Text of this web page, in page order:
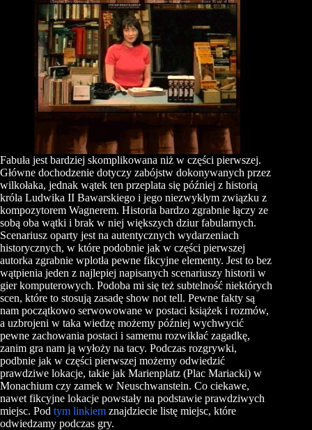
Fabuła jest bardziej skomplikowana niż w części pierwszej.
Główne dochodzenie dotyczy zabójstw dokonywanych przez
wilkołaka, jednak wątek ten przeplata się później z historią
króla Ludwika II Bawarskiego i jego niezwykłym związku z
kompozytorem Wagnerem. Historia bardzo zgrabnie łączy ze
sobą oba wątki i brak w niej większych dziur fabularnych.
Scenariusz oparty jest na autentycznych wydarzeniach
historycznych, w które podobnie jak w części pierwszej
autorka zgrabnie wplotła pewne fikcyjne elementy. Jest to bez
wątpienia jeden z najlepiej napisanych scenariuszy historii w
gier komputerowych. Podoba mi się też subtelność niektórych
scen, które to stosują zasadę show not tell. Pewne fakty są
nam początkowo serwowowane w postaci książek i rozmów,
a uzbrojeni w taka wiedzę możemy później wychwycić
pewne zachowania postaci i samemu rozwikłać zagadkę,
zanim gra nam ją wyłoży na tacy. Podczas rozgrywki,
podbnie jak w części pierwszej możemy odwiedzić
prawdziwe lokacje, takie jak Marienplatz (Plac Mariacki) w
Monachium czy zamek w Neuschwanstein. Co ciekawe,
nawet fikcyjne lokacje powstały na podstawie prawdziwych
miejsc. Pod tym linkiem znajdziecie listę miejsc, które
odwiedzamy podczas gry.